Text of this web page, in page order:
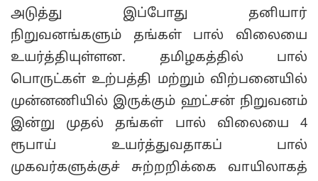
அடுத்து இப்போது தனியார்
நிறுவனங்களும் தங்கள் பால் விலையை
உயர்த்தியுள்ளன. தமிழகத்தில் பால்
பொருட்கள் உற்பத்தி மற்றும் விற்பனையில்
முன்னணியில் இருக்கும் ஹட்சன் நிறுவனம்
இன்று முதல் தங்கள் பால் விலையை 4
ரூபாய் உயர்த்துவதாகப் பால்
முகவர்களுக்குச் சுற்றறிக்கை வாயிலாகத்